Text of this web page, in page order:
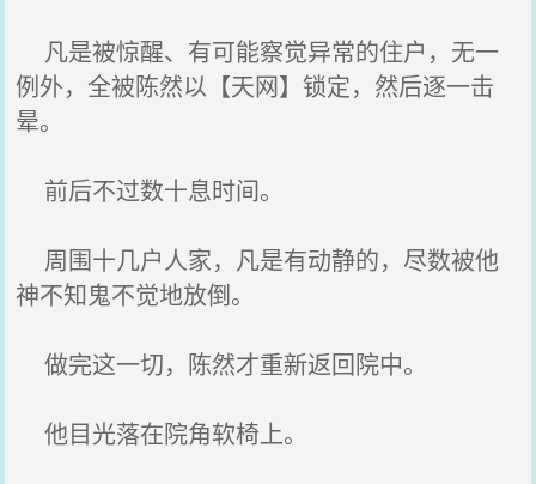
凡是被惊醒、有可能察觉异常的住户，无一
例外，全被陈然以【天网】锁定，然后逐一击
晕。
前后不过数十息时间。
周围十几户人家，凡是有动静的，尽数被他
神不知鬼不觉地放倒。
做完这一切，陈然才重新返回院中。
他目光落在院角软椅上。